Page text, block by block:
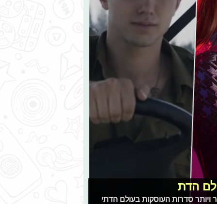
הדת
ויותר סדרות העוסקות בעולם הדתי